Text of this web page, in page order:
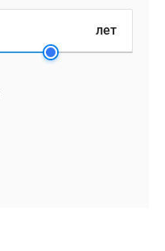
лет